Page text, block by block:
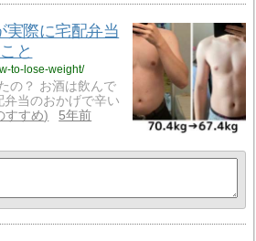
実際に宅配弁当
と
to-lose-weight/
の？ お酒は飲んで
当のおかげで辛い
すすめ
5年前